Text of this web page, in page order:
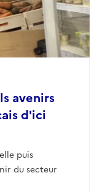
avenirs
d'ici
puis
du secteur